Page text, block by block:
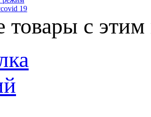
covid 19
товары с